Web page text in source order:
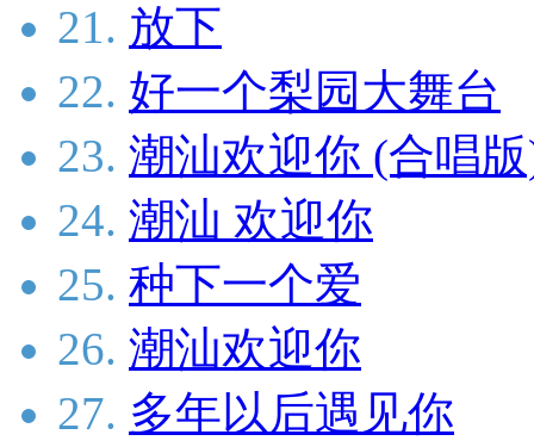
21. 放下
22. 好一个梨园大舞台
23. 潮汕欢迎你 (合唱
24. 潮汕 欢迎你
25. 种下一个爱
26. 潮汕欢迎你
27. 多年以后遇见你